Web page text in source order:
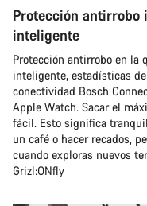
Protección antirrobo
inteligente
Protección antirrobo en la
inteligente, estadísticas
conectividad Bosch
Apple Watch. Sacar el
fácil. Esto significa
un café o hacer recados,
cuando exploras nuevos
Grizl:ONfly